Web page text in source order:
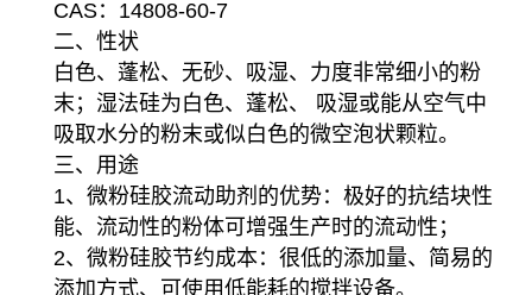
CAS：14808-60-7
二、性状
白色、蓬松、无砂、吸湿、力度非常细小的粉
末；湿法硅为白色、蓬松、 吸湿或能从空气中
吸取水分的粉末或似白色的微空泡状颗粒。
三、用途
1、微粉硅胶流动助剂的优势：极好的抗结块性
能、流动性的粉体可增强生产时的流动性；
2、微粉硅胶节约成本：很低的添加量、简易的
添加方式、可使用低能耗的搅拌设备。